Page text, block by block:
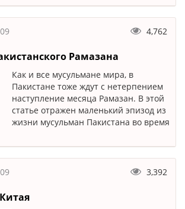
4,762
Рамазана
Как и все мусульмане мира, в
Пакистане тоже ждут с нетерпением
наступление месяца Рамазан. В этой
статье отражен маленький эпизод из
жизни мусульман Пакистана во время
3,392